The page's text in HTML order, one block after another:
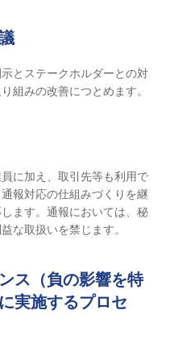
とステークホルダーとの対
組みの改善につとめます。
に加え、取引先等も利用で
報対応の仕組みづくりを継
ます。通報においては、秘
な取扱いを禁じます。
ス（負の影響を特
実施するプロセ